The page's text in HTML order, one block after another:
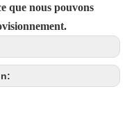
que nous pouvons